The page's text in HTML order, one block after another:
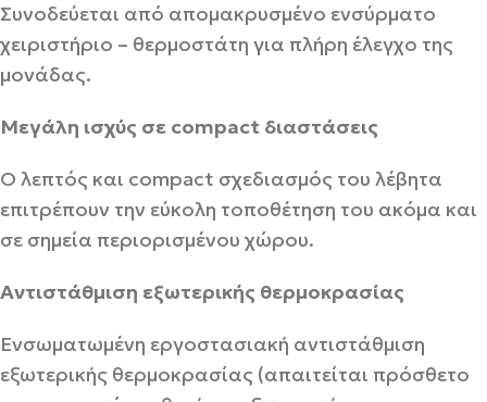
Συνοδεύεται από απομακρυσμένο ενσύρματο
χειριστήριο – θερμοστάτη για πλήρη έλεγχο της
μονάδας.
Μεγάλη ισχύς σε compact διαστάσεις
Ο λεπτός και compact σχεδιασμός του λέβητα
επιτρέπουν την εύκολη τοποθέτηση του ακόμα και
σε σημεία περιορισμένου χώρου.
Αντιστάθμιση εξωτερικής θερμοκρασίας
Ενσωματωμένη εργοστασιακή αντιστάθμιση
εξωτερικής θερμοκρασίας (απαιτείται πρόσθετο